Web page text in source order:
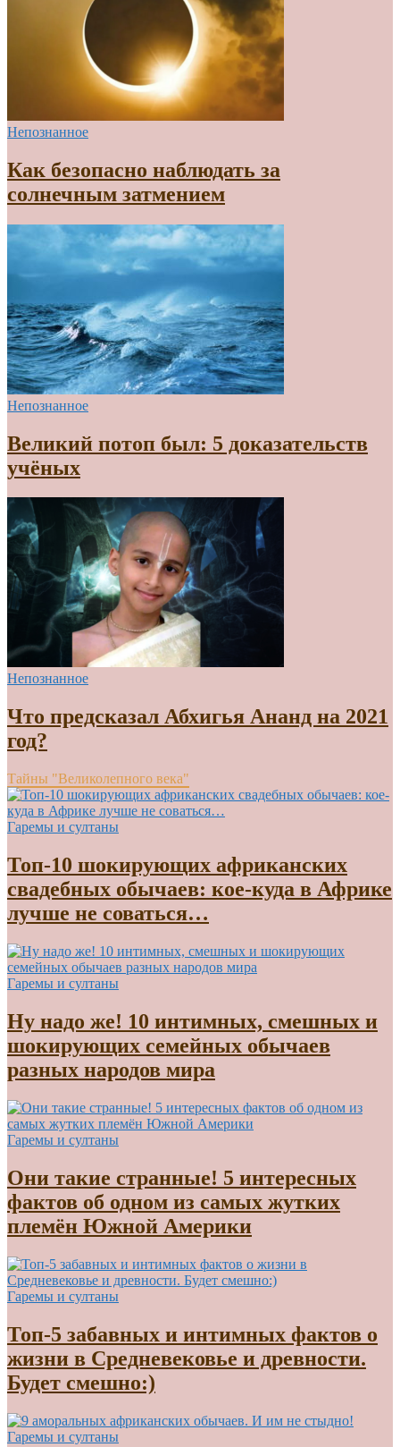
Непознанное
Как безопасно наблюдать за
солнечным затмением
Непознанное
Великий потоп был: 5 доказательств
учёных
Непознанное
Что предсказал Абхигья Ананд на 2021
год?
Тайны "Великолепного века"
Гаремы и султаны
Топ-10 шокирующих африканских
свадебных обычаев: кое-куда в Африке
лучше не соваться…
Гаремы и султаны
Ну надо же! 10 интимных, смешных и
шокирующих семейных обычаев
разных народов мира
Гаремы и султаны
Они такие странные! 5 интересных
фактов об одном из самых жутких
племён Южной Америки
Гаремы и султаны
Топ-5 забавных и интимных фактов о
жизни в Средневековье и древности.
Будет смешно:)
Гаремы и султаны